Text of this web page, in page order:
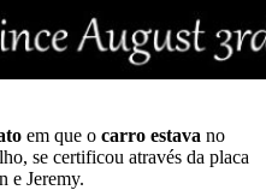
em que o carro estava no
se certificou através da placa
e Jeremy.